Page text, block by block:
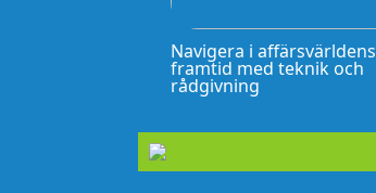
Navigera i affärsvärldens
framtid med teknik och
rådgivning